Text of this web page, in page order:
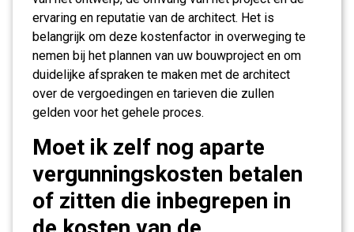
ervaring en reputatie van de architect. Het is
belangrijk om deze kostenfactor in overweging te
nemen bij het plannen van uw bouwproject en om
duidelijke afspraken te maken met de architect
over de vergoedingen en tarieven die zullen
gelden voor het gehele proces.
Moet ik zelf nog aparte
vergunningskosten betalen
of zitten die inbegrepen in